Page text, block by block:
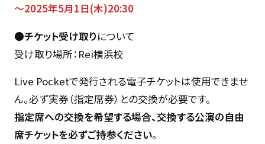
〜2025年5月1日(木)20:30
●チケット受け取りについて
受け取り場所：Rei横浜校
Live Pocketで発行される電子チケットは使用できませ
ん。必ず実券（指定席券）との交換が必要です。
指定席への交換を希望する場合、交換する公演の自由
席チケットを必ずご持参ください。